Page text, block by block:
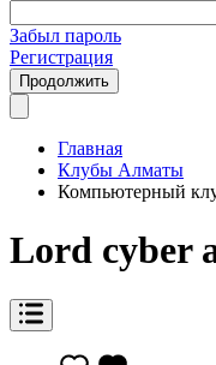
Забыл пароль
Регистрация
Продолжить
Главная
Клубы Алматы
Компьютерный
Lord cyber